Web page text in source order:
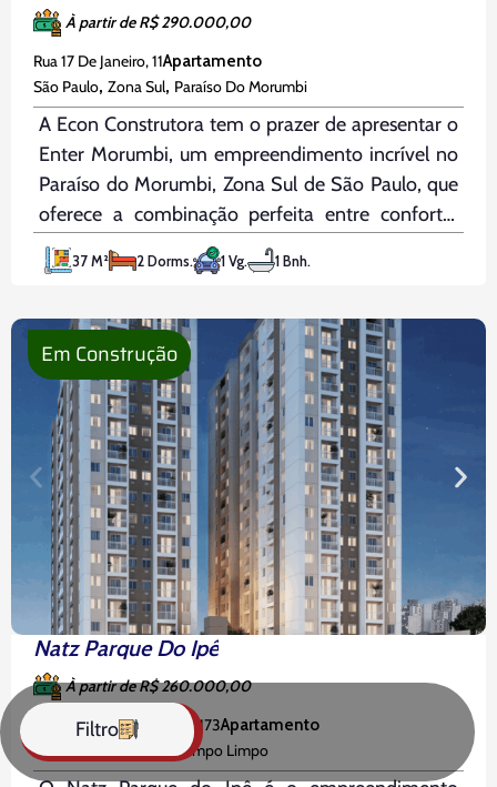
À partir de R$ 290.000,00
Rua 17 De Janeiro, 11Apartamento
São Paulo, Zona Sul, Paraíso Do Morumbi
A Econ Construtora tem o prazer de apresentar o
Enter Morumbi, um empreendimento incrível no
Paraíso do Morumbi, Zona Sul de São Paulo, que
oferece a combinação perfeita entre conforto,
praticidade e excelente localização. Com
unidades de 37m², 2 dormitórios e 1 banheiro, o
37 M² 2 Dorms. 1 Vg. 1 Bnh.
Natz Parque Do Ipê
À partir de R$ 260.000,00
Rua José Teixeira Barreto, 173Apartamento
São Paulo , , Campo Limpo
Em Construção
Filtro